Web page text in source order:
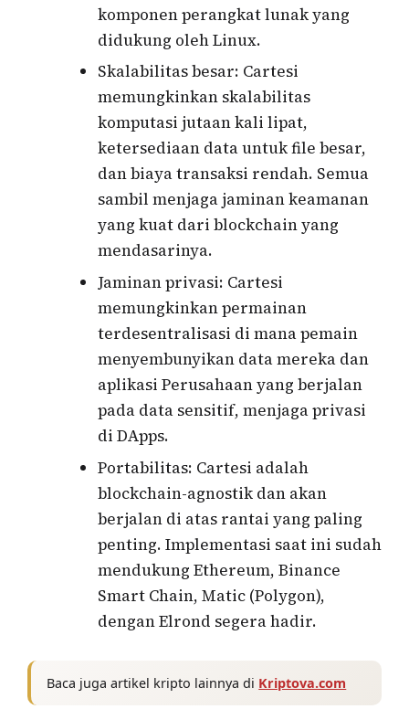
komponen perangkat lunak yang
didukung oleh Linux.
Skalabilitas besar: Cartesi
memungkinkan skalabilitas
komputasi jutaan kali lipat,
ketersediaan data untuk file besar,
dan biaya transaksi rendah. Semua
sambil menjaga jaminan keamanan
yang kuat dari blockchain yang
mendasarinya.
Jaminan privasi: Cartesi
memungkinkan permainan
terdesentralisasi di mana pemain
menyembunyikan data mereka dan
aplikasi Perusahaan yang berjalan
pada data sensitif, menjaga privasi
di DApps.
Portabilitas: Cartesi adalah
blockchain-agnostik dan akan
berjalan di atas rantai yang paling
penting. Implementasi saat ini sudah
mendukung Ethereum, Binance
Smart Chain, Matic (Polygon),
dengan Elrond segera hadir.
Baca juga artikel kripto lainnya di Kriptova.com